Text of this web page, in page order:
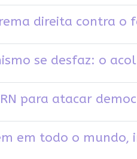
direita contra o
se desfaz: o
para atacar
em todo o